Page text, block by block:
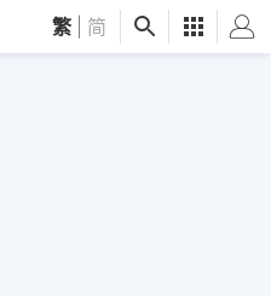
繁 简